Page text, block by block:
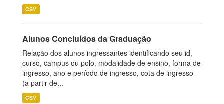
CSV
Alunos Concluídos da Graduação
Relação dos alunos ingressantes identificando seu id,
curso, campus ou polo, modalidade de ensino, forma de
ingresso, ano e período de ingresso, cota de ingresso
(a partir de...
CSV